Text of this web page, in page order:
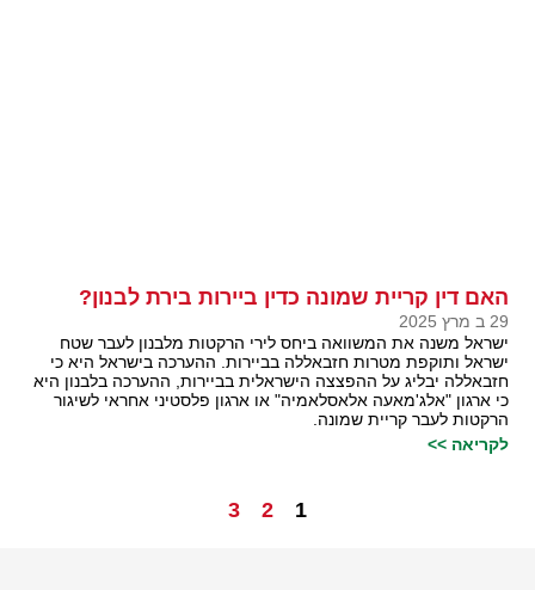
האם דין קריית שמונה כדין ביירות בירת לבנון?
29 ב מרץ 2025
ישראל משנה את המשוואה ביחס לירי הרקטות מלבנון לעבר שטח
ישראל ותוקפת מטרות חזבאללה בביירות. ההערכה בישראל היא כי
חזבאללה יבליג על ההפצצה הישראלית בביירות, ההערכה בלבנון היא
כי ארגון "אלג'מאעה אלאסלאמיה" או ארגון פלסטיני אחראי לשיגור
הרקטות לעבר קריית שמונה.
לקריאה >>
1
2
3